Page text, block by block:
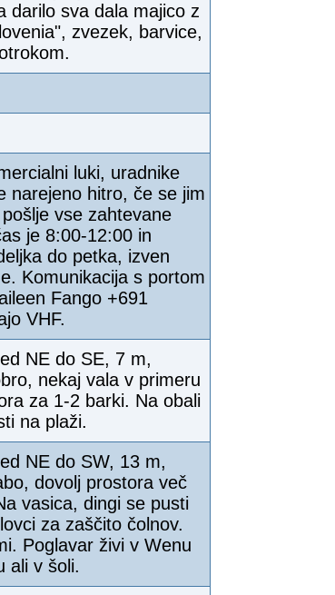
darilo sva dala majico z
zvezek, barvice,
luki, uradnike
narejeno hitro, če se jim
vse zahtevane
je 8:00-12:00 in
do petka, izven
Komunikacija s portom
Fango +691
VHF.
NE do SE, 7 m,
nekaj vala v primeru
za 1-2 barki. Na obali
na plaži.
NE do SW, 13 m,
dovolj prostora več
vasica, dingi se pusti
za zaščito čolnov.
Poglavar živi v Wenu
ali v šoli.